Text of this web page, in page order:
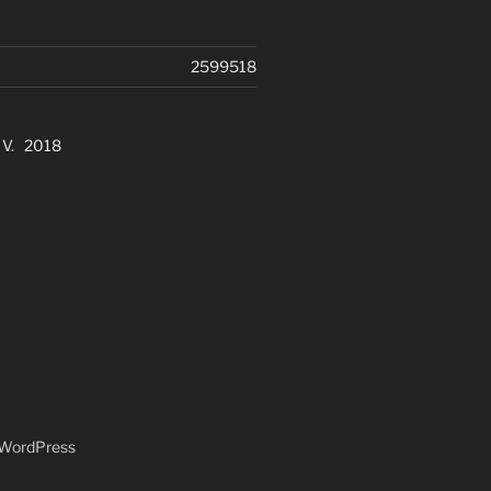
2599518
V. 2018